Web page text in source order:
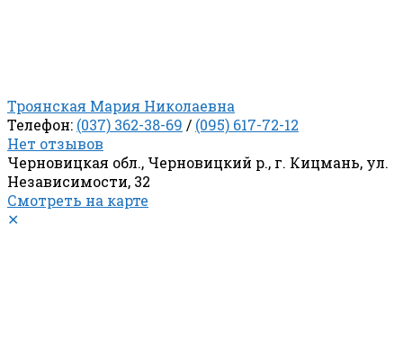
Троянская Мария Николаевна
Телефон: (037) 362-38-69 / (095) 617-72-12
Нет отзывов
Черновицкая обл., Черновицкий р., г. Кицмань, ул.
Независимости, 32
Смотреть на карте
✕